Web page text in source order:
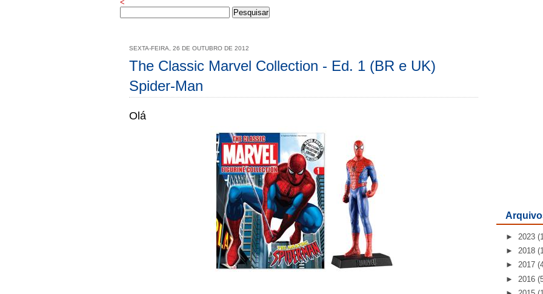
<
SEXTA-FEIRA, 26 DE OUTUBRO DE 2012
The Classic Marvel Collection - Ed. 1 (BR e UK)
Spider-Man
Olá
► 2023
► 2018
► 2017
► 2016